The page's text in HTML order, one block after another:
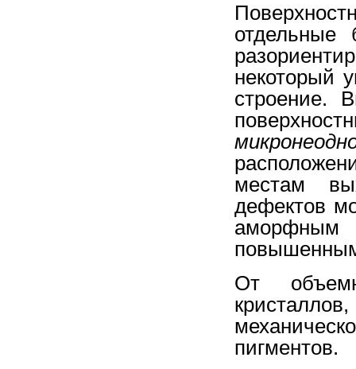
некоторый
строение.
местам
дефектов
аморфным
повышенным
От
пигментов.